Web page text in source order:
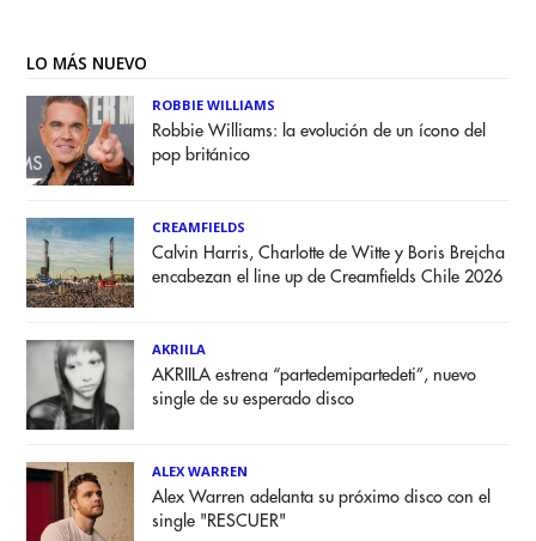
LO MÁS NUEVO
ROBBIE WILLIAMS
Robbie Williams: la evolución de un ícono del
pop británico
CREAMFIELDS
Calvin Harris, Charlotte de Witte y Boris Brejcha
encabezan el line up de Creamfields Chile 2026
AKRIILA
AKRIILA estrena “partedemipartedeti”, nuevo
single de su esperado disco
ALEX WARREN
Alex Warren adelanta su próximo disco con el
single "RESCUER"